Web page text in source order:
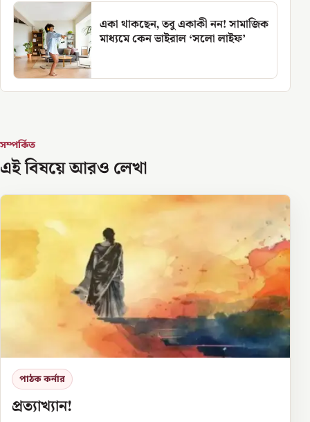
একা থাকছেন, তবু একাকী নন! সামাজিক
মাধ্যমে কেন ভাইরাল ‘সলো লাইফ’
সম্পর্কিত
এই বিষয়ে আরও লেখা
পাঠক কর্নার
প্রত্যাখ্যান!